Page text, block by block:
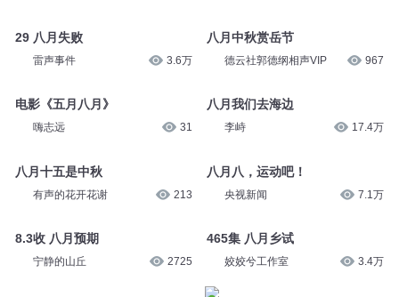
29 八月失败
雷声事件 3.6万
电影《五月八月》
嗨志远 31
八月十五是中秋
有声的花开花谢 213
8.3收 八月预期
宁静的山丘 2725
八月中秋赏岳节
德云社郭德纲相声VIP 967
八月我们去海边
李峙 17.4万
八月八，运动吧！
央视新闻 7.1万
465集 八月乡试
姣姣兮工作室 3.4万